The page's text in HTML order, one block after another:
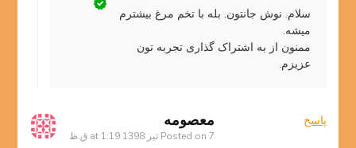
سلام. نوش جانتون. بله با تخم مرغ بیشترم
میشه.
ممنون از به اشتراک گذاری تجربه تون
عزیزم.
معصومه
Posted on7 تیر 1398 at 1:19 ق.ظ
پاسخ